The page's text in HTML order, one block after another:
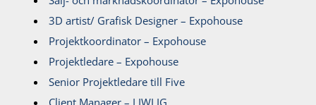
3D artist/ Grafisk Designer – Expohouse
Projektkoordinator – Expohouse
Projektledare – Expohouse
Senior Projektledare till Five